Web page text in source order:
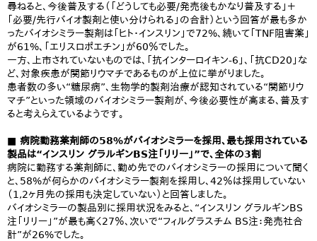
尋ねると、今後普及する（「どうしても必要/発売後もかなり普及する」＋
「必要/先行バイオ製剤と使い分けられる」の合計）という回答が最も多か
ったバイオシミラー製剤は「ヒト・インスリン」で72%、続いて「TNF阻害薬」
が61%、「エリスロポエチン」が60％でした。
一方、上市されていないものでは、「抗インターロイキン-6」、「抗CD20」な
ど、対象疾患が関節リウマチであるものが上位に挙がりました。
患者数の多い“糖尿病”、生物学的製剤治療が認知されている“関節リウ
マチ”といった領域のバイオシミラー製剤が、今後必要性が高まる、普及す
ると考えらえているようです。
■ 病院勤務薬剤師の58%がバイオシミラーを採用、最も採用されている
製品は“インスリン グラルギンBS注「リリー」”で、全体の3割
病院に勤務する薬剤師に、勤め先でのバイオシミラーの採用について聞く
と、58%が何らかのバイオシミラー製剤を採用し、42％は採用していない
（1,2ヶ月先の採用も決定していない）と回答しました。
バイオシミラーの製品別に採用状況をみると、“インスリン グラルギンBS
注「リリー」”が最も高く27％、次いで“フィルグラスチム BS注：発売社合
計”が26%でした。